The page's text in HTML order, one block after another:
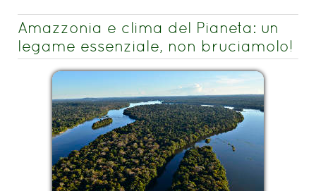
Amazzonia e clima del Pianeta: un
legame essenziale, non bruciamolo!